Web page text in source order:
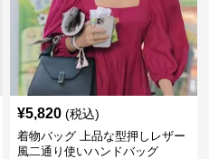
¥5,820 (税込)
着物バッグ 上品な型押しレザー
風二通り使いハンドバッグ